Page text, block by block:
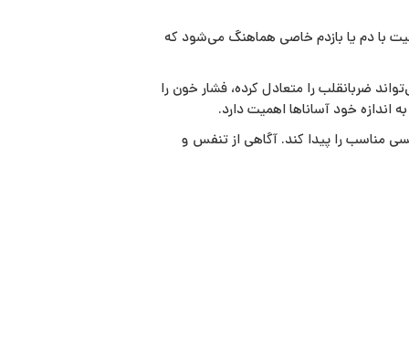
با دم یا بازدم خاصی هماهنگ می‌شود که
ضربانقلب را متعادل کرده، فشار خون را
خود آساناها اهمیت دارد.
مناسب را پیدا کند. آگاهی از تنفس و